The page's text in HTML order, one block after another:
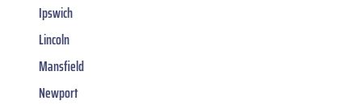
Ipswich
Lincoln
Mansfield
Newport